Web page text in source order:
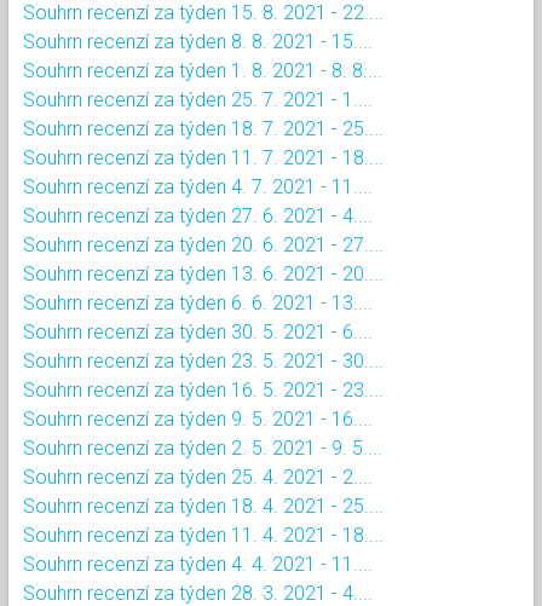
Souhrn recenzí za týden 15. 8. 2021 - 22....
Souhrn recenzí za týden 8. 8. 2021 - 15....
Souhrn recenzí za týden 1. 8. 2021 - 8. 8....
Souhrn recenzí za týden 25. 7. 2021 - 1....
Souhrn recenzí za týden 18. 7. 2021 - 25....
Souhrn recenzí za týden 11. 7. 2021 - 18....
Souhrn recenzí za týden 4. 7. 2021 - 11....
Souhrn recenzí za týden 27. 6. 2021 - 4....
Souhrn recenzí za týden 20. 6. 2021 - 27....
Souhrn recenzí za týden 13. 6. 2021 - 20....
Souhrn recenzí za týden 6. 6. 2021 - 13....
Souhrn recenzí za týden 30. 5. 2021 - 6....
Souhrn recenzí za týden 23. 5. 2021 - 30....
Souhrn recenzí za týden 16. 5. 2021 - 23....
Souhrn recenzí za týden 9. 5. 2021 - 16....
Souhrn recenzí za týden 2. 5. 2021 - 9. 5....
Souhrn recenzí za týden 25. 4. 2021 - 2....
Souhrn recenzí za týden 18. 4. 2021 - 25....
Souhrn recenzí za týden 11. 4. 2021 - 18....
Souhrn recenzí za týden 4. 4. 2021 - 11....
Souhrn recenzí za týden 28. 3. 2021 - 4....